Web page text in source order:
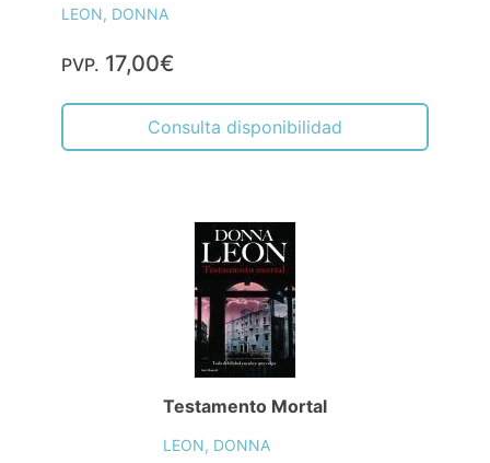
LEON, DONNA
PVP. 17,00€
Consulta disponibilidad
Testamento Mortal
LEON, DONNA